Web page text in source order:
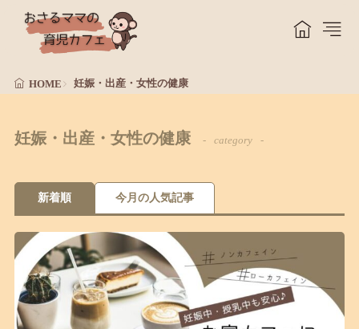
HOME 妊娠・出産・女性の健康
妊娠・出産・女性の健康 category
新着順 今月の人気記事